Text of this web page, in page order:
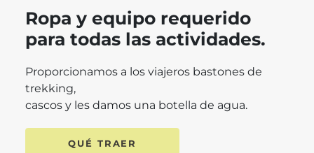
Ropa y equipo requerido
para todas las actividades.
Proporcionamos a los viajeros bastones de
trekking,
cascos y les damos una botella de agua.
QUÉ TRAER